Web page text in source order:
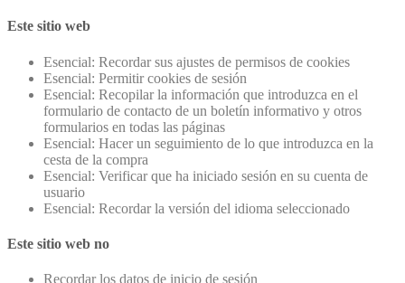
Este sitio web
Esencial: Recordar sus ajustes de permisos de cookies
Esencial: Permitir cookies de sesión
Esencial: Recopilar la información que introduzca en el
formulario de contacto de un boletín informativo y otros
formularios en todas las páginas
Esencial: Hacer un seguimiento de lo que introduzca en la
cesta de la compra
Esencial: Verificar que ha iniciado sesión en su cuenta de
usuario
Esencial: Recordar la versión del idioma seleccionado
Este sitio web no
Recordar los datos de inicio de sesión